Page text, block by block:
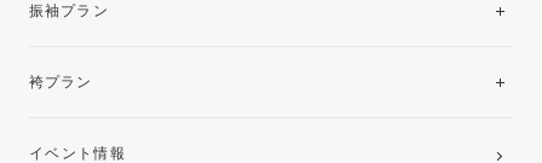
振袖プラン
レンタルプラン
袴プラン
卒業袴レンタルプラン
イベント情報